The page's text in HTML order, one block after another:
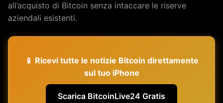
all’acquisto di Bitcoin senza intaccare le riserve
aziendali esistenti.
📱 Ricevi tutte le notizie Bitcoin direttamente
sul tuo iPhone
Scarica BitcoinLive24 Gratis